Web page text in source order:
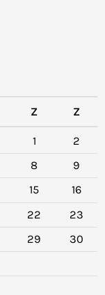
Z Z
1
2
8
9
15
16
22
23
29
30